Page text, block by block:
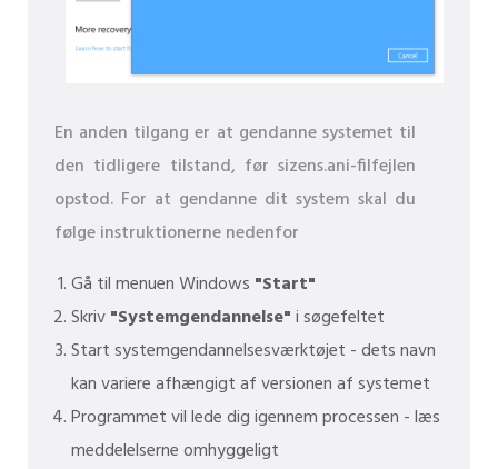
En anden tilgang er at gendanne systemet til
den tidligere tilstand, før sizens.ani-filfejlen
opstod. For at gendanne dit system skal du
følge instruktionerne nedenfor
Gå til menuen Windows "Start"
Skriv"Systemgendannelse"i søgefeltet
Start systemgendannelsesværktøjet - dets navn
kan variere afhængigt af versionen af ​​systemet
Programmet vil lede dig igennem processen - læs
meddelelserne omhyggeligt